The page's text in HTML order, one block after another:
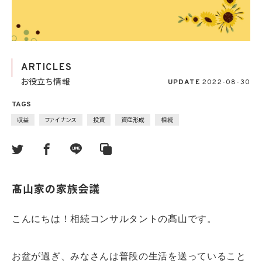
ARTICLES
お役立ち情報 UPDATE 2022-08-30
TAGS
収益 ファイナンス 投資 資産形成 相続
髙山家の家族会議
こんにちは！相続コンサルタントの髙山です。
お盆が過ぎ、みなさんは普段の生活を送っていること